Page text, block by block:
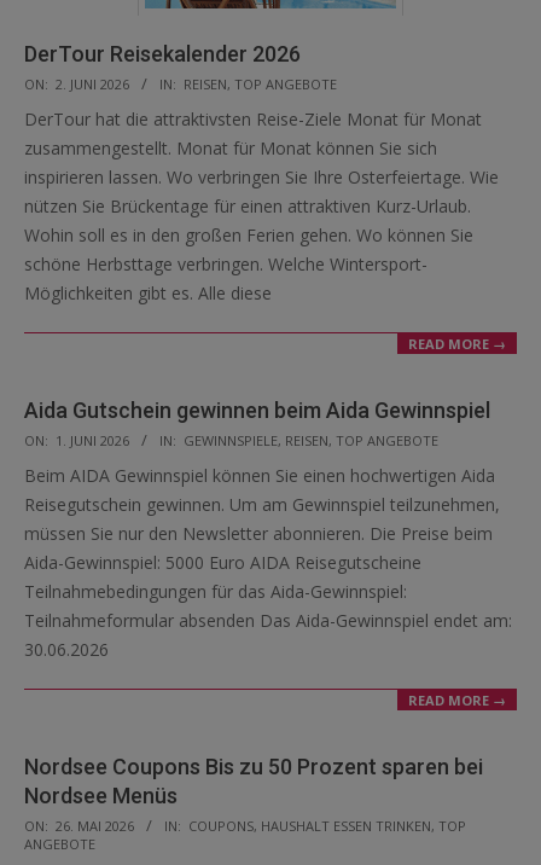
DerTour Reisekalender 2026
2026-
06-
02
ON: 2. JUNI 2026 IN: REISEN, TOP ANGEBOTE
DerTour hat die attraktivsten Reise-Ziele Monat für Monat
zusammengestellt. Monat für Monat können Sie sich
inspirieren lassen. Wo verbringen Sie Ihre Osterfeiertage. Wie
nützen Sie Brückentage für einen attraktiven Kurz-Urlaub.
Wohin soll es in den großen Ferien gehen. Wo können Sie
schöne Herbsttage verbringen. Welche Wintersport-
Möglichkeiten gibt es. Alle diese
READ MORE →
Aida Gutschein gewinnen beim Aida Gewinnspiel
2026-
06-
01
ON: 1. JUNI 2026 IN: GEWINNSPIELE, REISEN, TOP ANGEBOTE
Beim AIDA Gewinnspiel können Sie einen hochwertigen Aida
Reisegutschein gewinnen. Um am Gewinnspiel teilzunehmen,
müssen Sie nur den Newsletter abonnieren. Die Preise beim
Aida-Gewinnspiel: 5000 Euro AIDA Reisegutscheine
Teilnahmebedingungen für das Aida-Gewinnspiel:
Teilnahmeformular absenden Das Aida-Gewinnspiel endet am:
30.06.2026
READ MORE →
Nordsee Coupons Bis zu 50 Prozent sparen bei
Nordsee Menüs
2026-
05-
ON: 26. MAI 2026 IN: COUPONS, HAUSHALT ESSEN TRINKEN, TOP
ANGEBOTE